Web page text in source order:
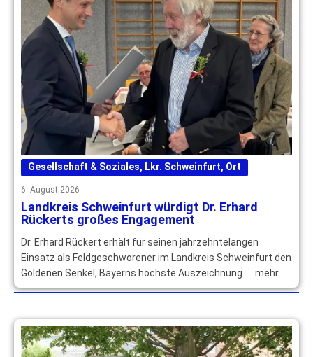
Gesellschaft & Soziales, Lkr. Schweinfurt, Ort
6. August 2026
Landkreis Schweinfurt würdigt Dr. Erhard
Rückerts großes Engagement
Dr. Erhard Rückert erhält für seinen jahrzehntelangen
Einsatz als Feldgeschworener im Landkreis Schweinfurt den
Goldenen Senkel, Bayerns höchste Auszeichnung. … mehr